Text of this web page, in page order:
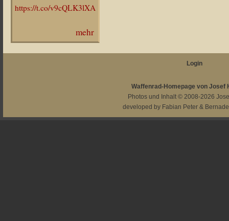
https://t.co/v9cQLK3lXA
mehr
Login
Waffenrad-Homepage von Josef
Photos und Inhalt © 2008-2026
developed by Fabian Peter &